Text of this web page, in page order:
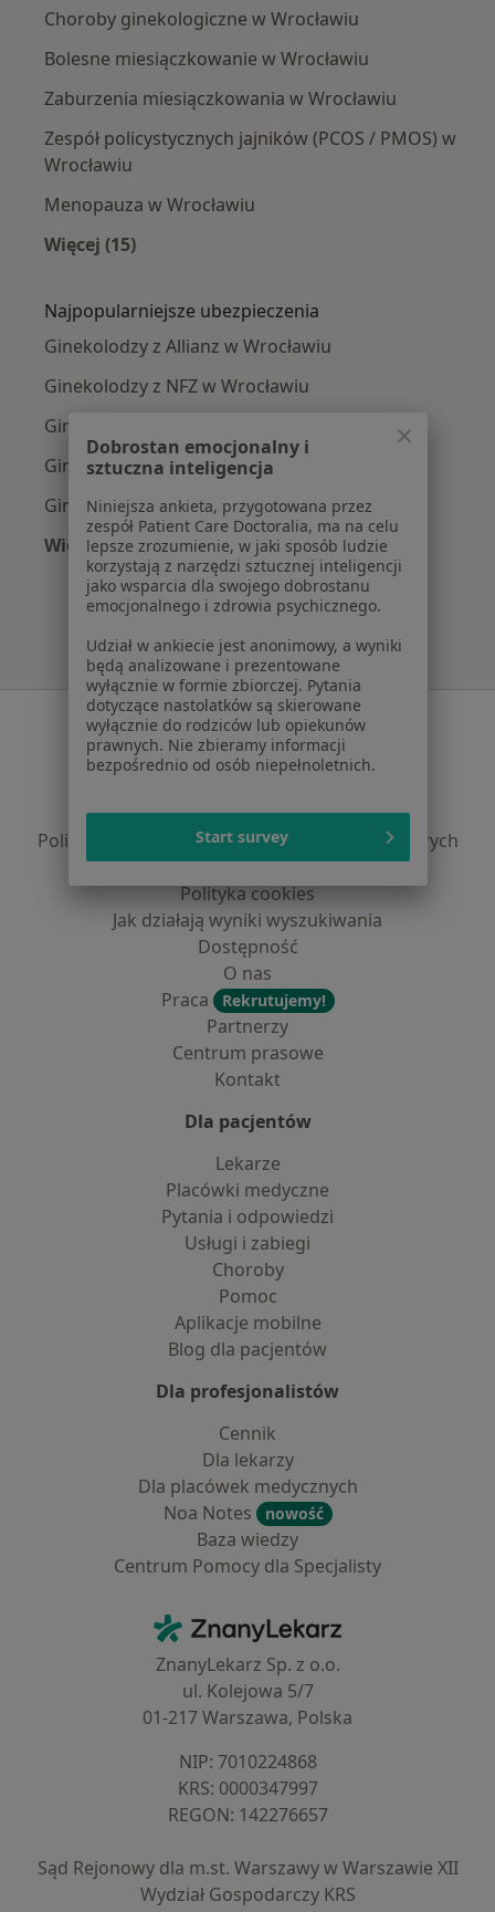
Choroby ginekologiczne w Wrocławiu
Bolesne miesiączkowanie w Wrocławiu
Zaburzenia miesiączkowania w Wrocławiu
Zespół policystycznych jajników (PCOS / PMOS) w
Wrocławiu
Menopauza w Wrocławiu
Więcej (15)
Najpopularniejsze ubezpieczenia
Ginekolodzy z Allianz w Wrocławiu
Ginekolodzy z NFZ w Wrocławiu
Ginekolodzy z Medicover w Wrocławiu
Ginekolodzy z POLMED w Wrocławiu
Ginekolodzy z Compensa w Wrocławiu
Więcej (3)
Więcej w kategorii: Najpopularniejsze
Serwis
Regulamin
Polityka prywatności profesjonalistów
Polityka prywatności dla profesjonalistów, których
dane pozyskaliśmy samodzielnie
Polityka cookies
Jak działają wyniki wyszukiwania
Dostępność
O nas
Praca
Rekrutujemy!
Partnerzy
Centrum prasowe
Kontakt
Dla pacjentów
Lekarze
Placówki medyczne
Pytania i odpowiedzi
Usługi i zabiegi
Choroby
Pomoc
Aplikacje mobilne
Blog dla pacjentów
Dla profesjonalistów
Cennik
Dla lekarzy
Dla placówek medycznych
Noa Notes
nowość
Baza wiedzy
Centrum Pomocy dla Specjalisty
ZnanyLekarz - Strona główna
ZnanyLekarz Sp. z o.o.
ul. Kolejowa 5/7
01-217 Warszawa, Polska
NIP: ⁠7010224868
KRS: ⁠0000347997
REGON: ⁠142276657
Sąd Rejonowy dla m.st. Warszawy w Warszawie XII
Wydział Gospodarczy KRS
Dobrostan emocjonalny i
sztuczna inteligencja
Niniejsza ankieta, przygotowana przez
zespół Patient Care Doctoralia, ma na celu
lepsze zrozumienie, w jaki sposób ludzie
korzystają z narzędzi sztucznej inteligencji
jako wsparcia dla swojego dobrostanu
emocjonalnego i zdrowia psychicznego.
Udział w ankiecie jest anonimowy, a wyniki
będą analizowane i prezentowane
wyłącznie w formie zbiorczej. Pytania
dotyczące nastolatków są skierowane
wyłącznie do rodziców lub opiekunów
prawnych. Nie zbieramy informacji
bezpośrednio od osób niepełnoletnich.
Start survey